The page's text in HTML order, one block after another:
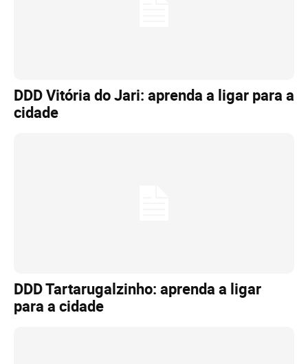
DDD Vitória do Jari: aprenda a ligar para a
cidade
DDD Tartarugalzinho: aprenda a ligar
para a cidade